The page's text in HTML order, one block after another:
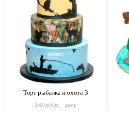
Торт рыбалка и охота-3
2000 руб/кг + декор